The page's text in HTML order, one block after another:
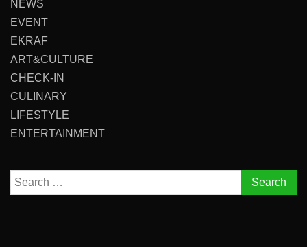
NEWS
EVENT
EKRAF
ART&CULTURE
CHECK-IN
CULINARY
LIFESTYLE
ENTERTAINMENT
Search
for: